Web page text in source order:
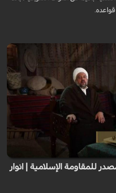
للمقاومة الإسلامية | انوار